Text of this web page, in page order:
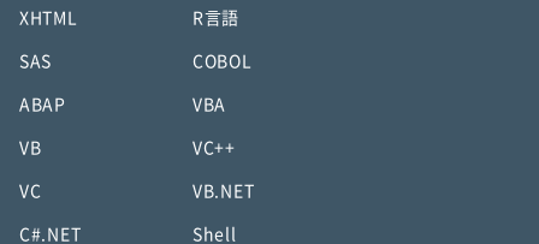
XHTML R言語
SAS COBOL
ABAP VBA
VB VC++
VC VB.NET
C#.NET Shell